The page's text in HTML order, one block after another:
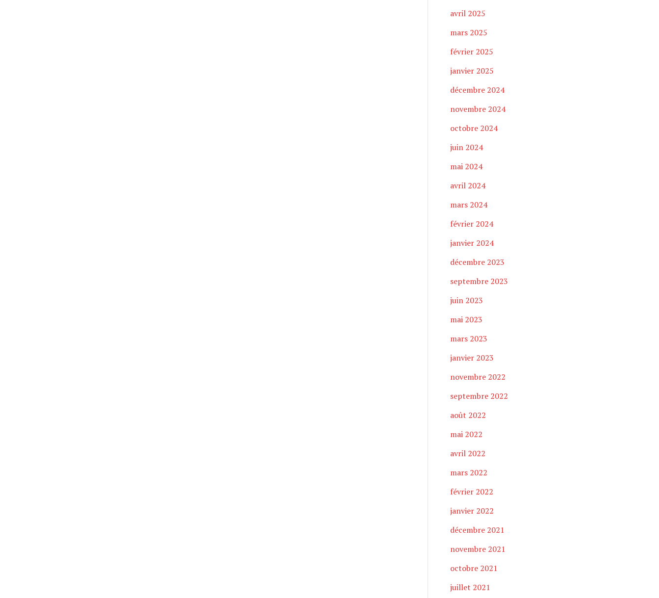
avril 2025
mars 2025
février 2025
janvier 2025
décembre 2024
novembre 2024
octobre 2024
juin 2024
mai 2024
avril 2024
mars 2024
février 2024
janvier 2024
décembre 2023
septembre 2023
juin 2023
mai 2023
mars 2023
janvier 2023
novembre 2022
septembre 2022
août 2022
mai 2022
avril 2022
mars 2022
février 2022
janvier 2022
décembre 2021
novembre 2021
octobre 2021
juillet 2021